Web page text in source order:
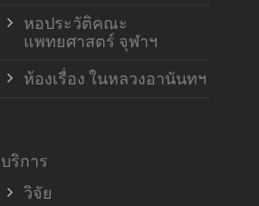
หอประวัติคณะ
แพทยศาสตร์ จุฬาฯ
ห้องเรื่อง ในหลวงอานันทฯ
บริการ
วิจัย